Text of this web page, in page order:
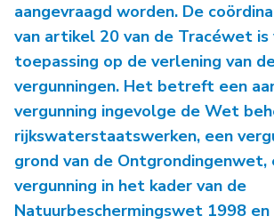
aangevraagd worden. De
van artikel 20 van de Tracéwet is
toepassing op de verlening van
vergunningen. Het betreft een
vergunning ingevolge de Wet
rijkswaterstaatswerken, een
grond van de Ontgrondingenwet,
vergunning in het kader van de
Natuurbeschermingswet 1998 en